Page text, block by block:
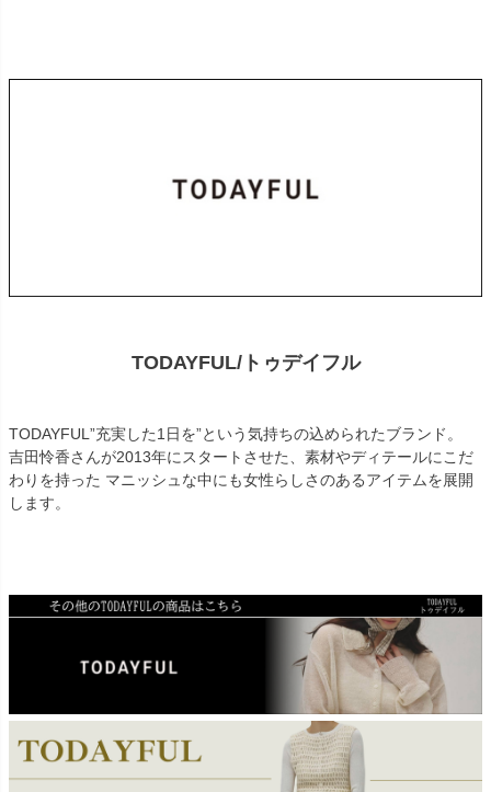
TODAYFUL/トゥデイフル
TODAYFUL”充実した1日を”という気持ちの込められたブランド。
吉田怜香さんが2013年にスタートさせた、素材やディテールにこだ
わりを持った マニッシュな中にも女性らしさのあるアイテムを展開
します。